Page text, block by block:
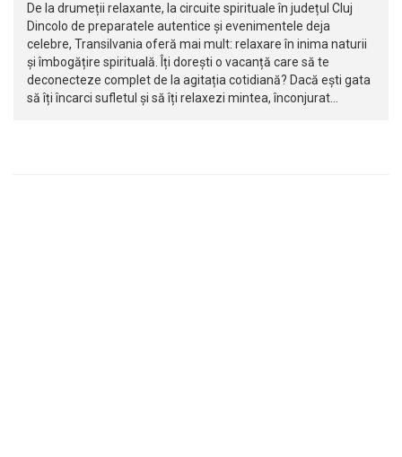
De la drumeții relaxante, la circuite spirituale în județul Cluj
Dincolo de preparatele autentice și evenimentele deja
celebre, Transilvania oferă mai mult: relaxare în inima naturii
și îmbogățire spirituală. Îți dorești o vacanță care să te
deconecteze complet de la agitația cotidiană? Dacă ești gata
să îți încarci sufletul și să îți relaxezi mintea, înconjurat…